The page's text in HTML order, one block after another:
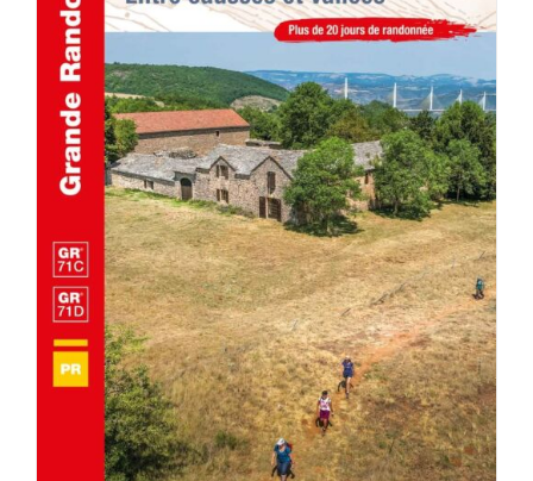
AJOUTER AU PANIER / DÉTAILS